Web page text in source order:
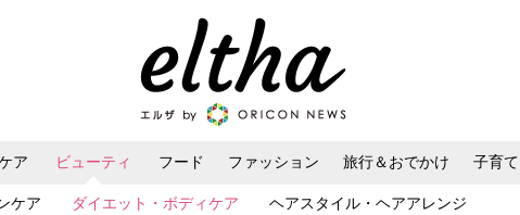
ア ビューティ
ケア ダイエット・ボディケア ヘアスタイル・ヘアアレンジ
フード ファッション 旅行＆おでかけ 子育て